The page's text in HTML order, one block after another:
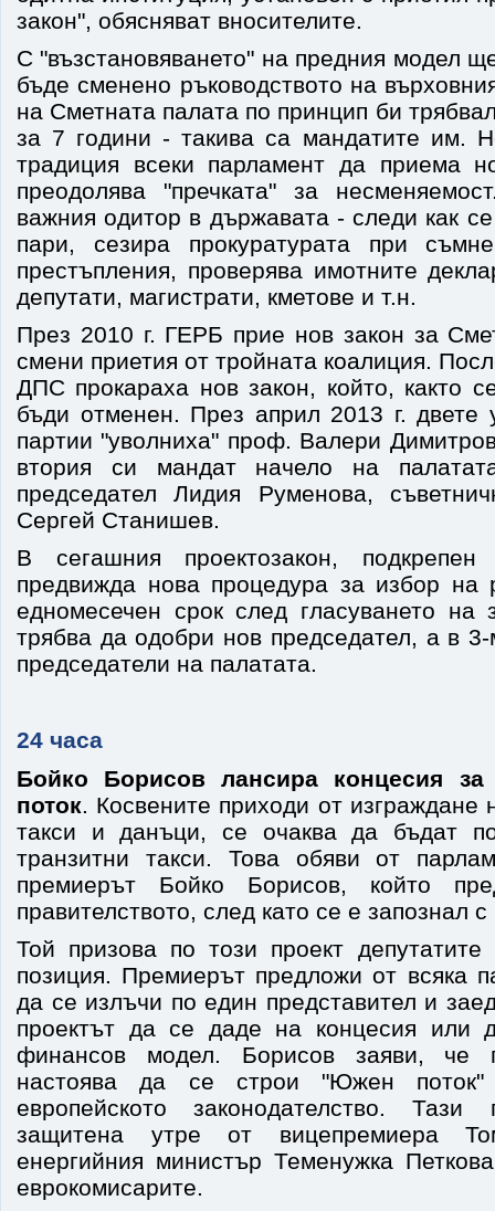
закон", обясняват вносителите.
С "възстановяването" на предния модел
бъде сменено ръководството на
на Сметната палата по принцип би
за 7 години - такива са мандатите им.
традиция всеки парламент да приема
преодолява "пречката" за
важния одитор в държавата - следи как
пари, сезира прокуратурата при
престъпления, проверява имотните
депутати, магистрати, кметове и т.н.
През 2010 г. ГЕРБ прие нов закон за
смени приетия от тройната коалиция.
ДПС прокараха нов закон, който, както
бъди отменен. През април 2013 г. двете
партии "уволниха" проф. Валери
втория си мандат начело на
председател Лидия Руменова,
Сергей Станишев.
В сегашния проектозакон,
предвижда нова процедура за избор на
едномесечен срок след гласуването на
трябва да одобри нов председател, а в
председатели на палатата.
24 часа
Бойко Борисов лансира концесия
поток. Косвените приходи от
такси и данъци, се очаква да бъдат
транзитни такси. Това обяви от
премиерът Бойко Борисов, който
правителството, след като се е запознал
Той призова по този проект
позиция. Премиерът предложи от всяка
да се излъчи по един представител и
проектът да се даде на концесия или
финансов модел. Борисов заяви, че
настоява да се строи "Южен
европейското законодателство.
защитена утре от вицепремиера
енергийния министър Теменужка
еврокомисарите.